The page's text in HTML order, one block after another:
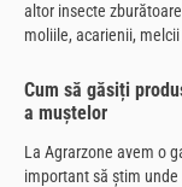
altor insecte
moliile, acarienii,
Cum să găsiți
a muștelor
La Agrarzone avem o
important să știm unde